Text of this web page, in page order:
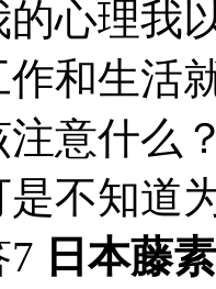
心理我
和生活
意什么
是不知道
7 日本藤